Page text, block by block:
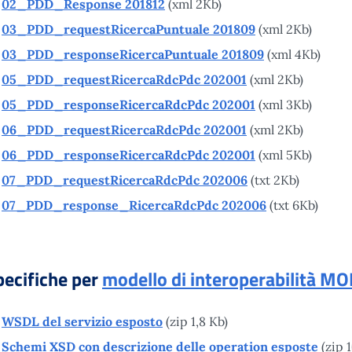
02_PDD_Response 201812 (xml 2Kb)
03_PDD_requestRicercaPuntuale 201809 (xml 2Kb)
03_PDD_responseRicercaPuntuale 201809 (xml 4Kb)
05_PDD_requestRicercaRdcPdc 202001 (xml 2Kb)
05_PDD_responseRicercaRdcPdc 202001 (xml 3Kb)
06_PDD_requestRicercaRdcPdc 202001 (xml 2Kb)
06_PDD_responseRicercaRdcPdc 202001 (xml 5Kb)
07_PDD_requestRicercaRdcPdc 202006 (txt 2Kb)
07_PDD_response_RicercaRdcPdc 202006 (txt 6Kb)
permodello di interoperabilità
WSDL del servizio esposto (zip 1,8 Kb)
Schemi XSD con descrizione delle operation esposte (zip